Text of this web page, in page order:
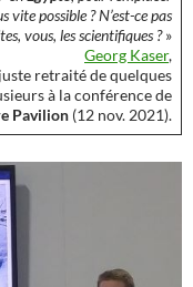
vite possible ? N’est-ce pas
vous, les scientifiques ?»
Georg Kaser,
retraité de quelques
à la conférence de
Pavilion (12 nov. 2021).